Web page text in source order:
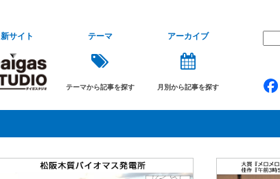
新サイト テーマ
テーマから記事を探す
アーカイブ
月別から記事を探す